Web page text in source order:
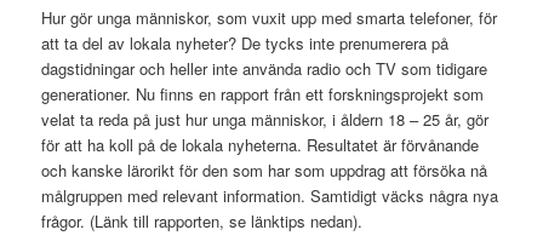
Hur gör unga människor, som vuxit upp med smarta telefoner, för
att ta del av lokala nyheter? De tycks inte prenumerera på
dagstidningar och heller inte använda radio och TV som tidigare
generationer. Nu finns en rapport från ett forskningsprojekt som
velat ta reda på just hur unga människor, i åldern 18 – 25 år, gör
för att ha koll på de lokala nyheterna. Resultatet är förvånande
och kanske lärorikt för den som har som uppdrag att försöka nå
målgruppen med relevant information. Samtidigt väcks några nya
frågor. (Länk till rapporten, se länktips nedan).